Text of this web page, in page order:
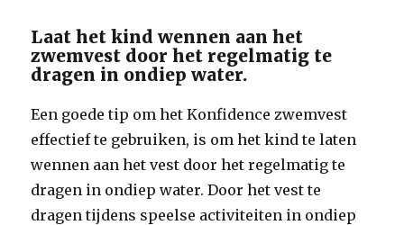
Laat het kind wennen aan het
zwemvest door het regelmatig te
dragen in ondiep water.
Een goede tip om het Konfidence zwemvest
effectief te gebruiken, is om het kind te laten
wennen aan het vest door het regelmatig te
dragen in ondiep water. Door het vest te
dragen tijdens speelse activiteiten in ondiep